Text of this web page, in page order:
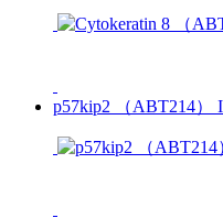
p57kip2 （ABT214）